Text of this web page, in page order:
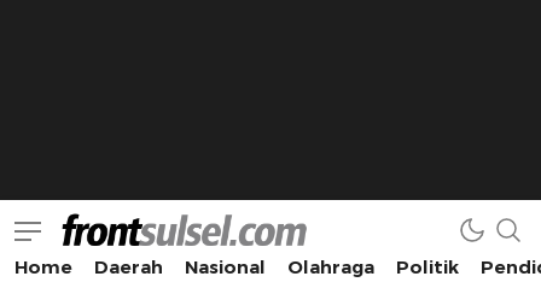
Frontsulsel.com
Terdepan Mengabarkan dari Sulawesi Selatan
Home Daerah Nasional Olahraga Politik